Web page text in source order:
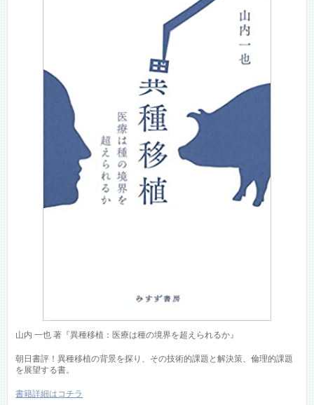
山内 一也 著『異種移植：医療は種の境界を超えられるか』
朝日書評！異種移植の背景を探り、その技術的課題と解決策、倫理的課題
を展望する書。
書籍詳細はコチラ